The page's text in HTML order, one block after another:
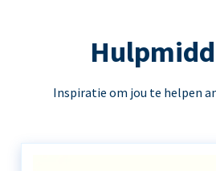
Inspiratie om jou te helpen